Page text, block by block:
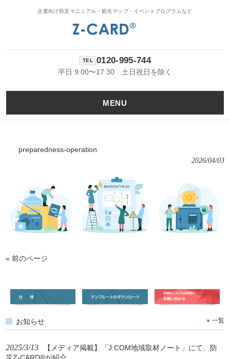
企業向け防災マニュアル・観光マップ・イベントプログラムなど
0120-995-744
平日 9:00〜17:30 土日祝日を除く
MENU
preparedness-operation
2026/04/03
« 前のページ
お知らせ 一覧
2025/3/13
【メディア掲載】「J:COM地域取材ノート」にて、防